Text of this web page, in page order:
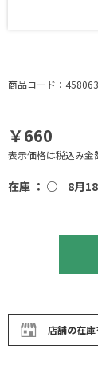
商品コード：
￥660
表示価格は税込み金
在庫 ： ○ 8月
店舗の在